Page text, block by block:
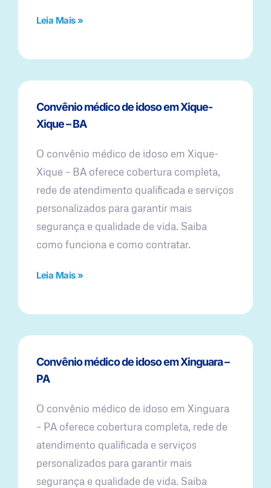
Leia Mais »
Convênio médico de idoso em Xique-
Xique – BA
O convênio médico de idoso em Xique-
Xique – BA oferece cobertura completa,
rede de atendimento qualificada e serviços
personalizados para garantir mais
segurança e qualidade de vida. Saiba
como funciona e como contratar.
Leia Mais »
Convênio médico de idoso em Xinguara –
PA
O convênio médico de idoso em Xinguara
– PA oferece cobertura completa, rede de
atendimento qualificada e serviços
personalizados para garantir mais
segurança e qualidade de vida. Saiba